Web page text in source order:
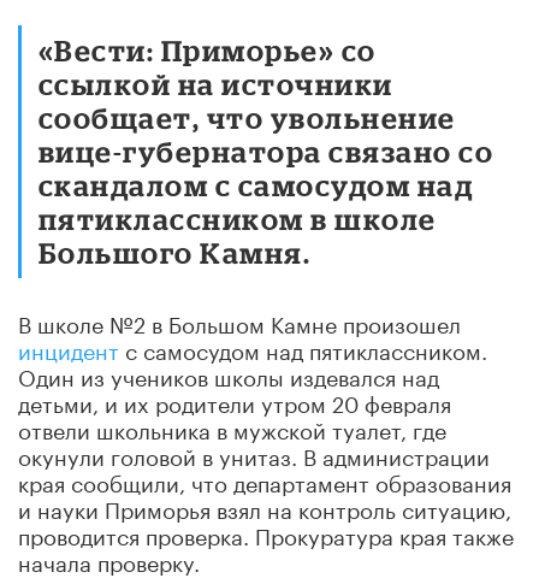
«Вести: Приморье» со
ссылкой на источники
сообщает, что увольнение
вице-губернатора связано со
скандалом с самосудом над
пятиклассником в школе
Большого Камня.
В школе №2 в Большом Камне произошел
инцидент с самосудом над пятиклассником.
Один из учеников школы издевался над
детьми, и их родители утром 20 февраля
отвели школьника в мужской туалет, где
окунули головой в унитаз. В администрации
края сообщили, что департамент образования
и науки Приморья взял на контроль ситуацию,
проводится проверка. Прокуратура края также
начала проверку.